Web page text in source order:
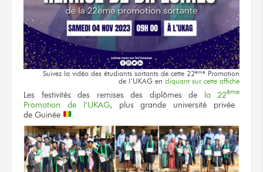
Suivez la vidéo des étudiants sortants de cette 22ème Promotion
de l’UKAG en cliquant sur cette affiche
Les festivités des remises des diplômes de la 22ème
Promotion de l’UKAG, plus grande université privée
de Guinée
.